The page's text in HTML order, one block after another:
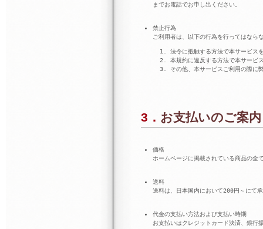
までお電話でお申し出ください。
禁止行為
ご利用者は、以下の行為を行ってはなら
法令に抵触する方法で本サービス
本規約に違反する方法で本サービ
その他、本サービスご利用の際に
3．お支払いのご案内
価格
ホームページに掲載されている商品の全
送料
送料は、日本国内において200円～にて
代金の支払い方法および支払い時期
お支払いはクレジットカード決済、銀行